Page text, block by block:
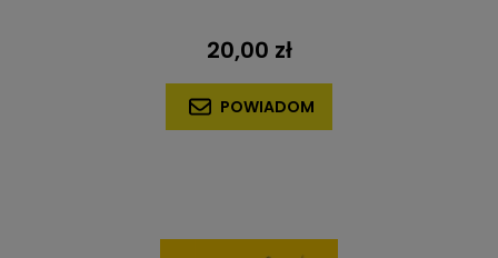
20,00 zł
POWIADOM